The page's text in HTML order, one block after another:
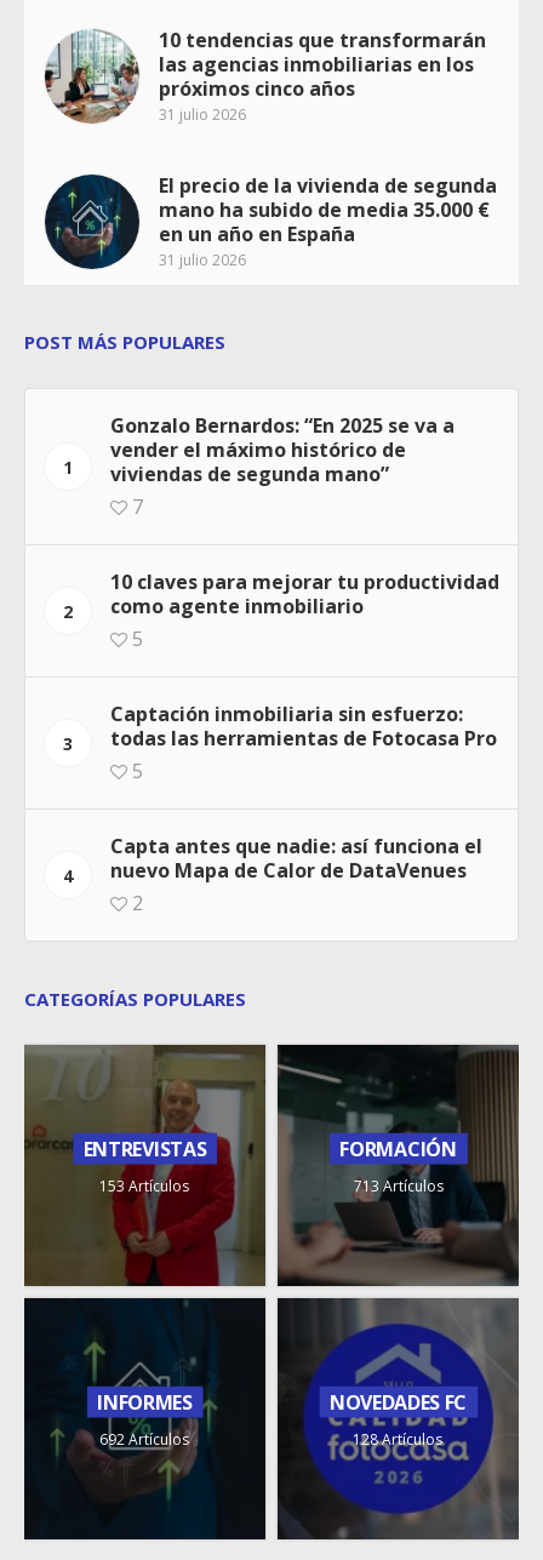
10 tendencias que transformarán
las agencias inmobiliarias en los
próximos cinco años
31 julio 2026
El precio de la vivienda de segunda
mano ha subido de media 35.000 €
en un año en España
31 julio 2026
POST MÁS POPULARES
1
Gonzalo Bernardos: “En 2025 se va a
vender el máximo histórico de
viviendas de segunda mano”
7
2
10 claves para mejorar tu productividad
como agente inmobiliario
5
3
Captación inmobiliaria sin esfuerzo:
todas las herramientas de Fotocasa Pro
5
4
Capta antes que nadie: así funciona el
nuevo Mapa de Calor de DataVenues
2
CATEGORÍAS POPULARES
ENTREVISTAS
153 Artículos
FORMACIÓN
713 Artículos
INFORMES
692 Artículos
NOVEDADES FC
128 Artículos